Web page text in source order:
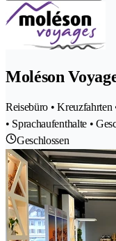
Moléson
Reisebüro • Kreuzfahrten
• Sprachaufenthalte •
Geschlossen